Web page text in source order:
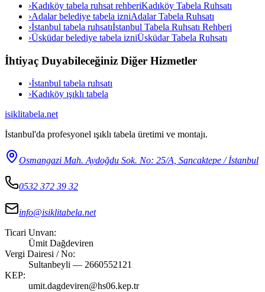
›Kadıköy tabela ruhsat rehberiKadıköy Tabela Ruhsatı
›Adalar belediye tabela izniAdalar Tabela Ruhsatı
›İstanbul tabela ruhsatıİstanbul Tabela Ruhsatı Rehberi
›Üsküdar belediye tabela izniÜsküdar Tabela Ruhsatı
İhtiyaç Duyabileceğiniz Diğer Hizmetler
›İstanbul tabela ruhsatı
›Kadıköy ışıklı tabela
isiklitabela.net
İstanbul'da profesyonel ışıklı tabela üretimi ve montajı.
Osmangazi Mah. Aydoğdu Sok. No: 25/A, Sancaktepe / İstanbul
0532 372 39 32
info@isiklitabela.net
Ticari Unvan:
Ümit Dağdeviren
Vergi Dairesi / No:
Sultanbeyli — 2660552121
KEP:
umit.dagdeviren@hs06.kep.tr